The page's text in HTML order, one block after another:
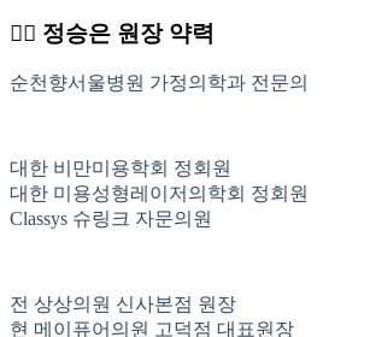
👩‍⚕️ 정승은 원장 약력
순천향서울병원 가정의학과 전문의
대한 비만미용학회 정회원
대한 미용성형레이저의학회 정회원
Classys 슈링크 자문의원
전 상상의원 신사본점 원장
현 메이퓨어의원 고덕점 대표원장